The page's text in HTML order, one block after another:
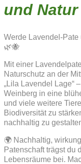
und
Werde Lavendel-Pate
🌿🐝
Mit einer
Naturschutz an der
„Lila Lavendel Lage“
Weinberg in eine
und viele weitere
Biodiversität zu
nachhaltig zu
🌍 Nachhaltig,
Patenschaft trägst du
Lebensräume bei.